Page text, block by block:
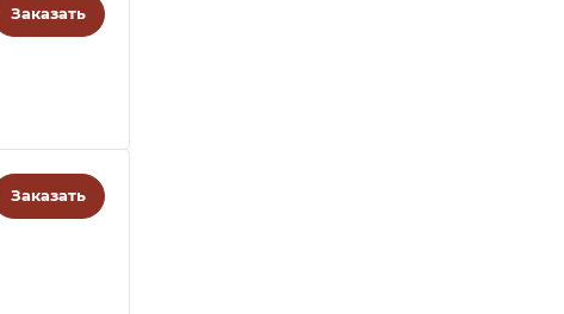
Заказать
Заказать